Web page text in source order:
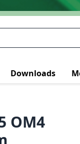
Downloads
OM4